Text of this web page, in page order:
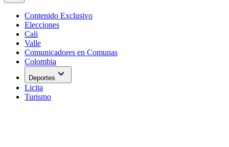
Contenido Exclusivo
Elecciones
Cali
Valle
Comunicadores en Comunas
Colombia
Deportes expand_more
Licita
Turismo